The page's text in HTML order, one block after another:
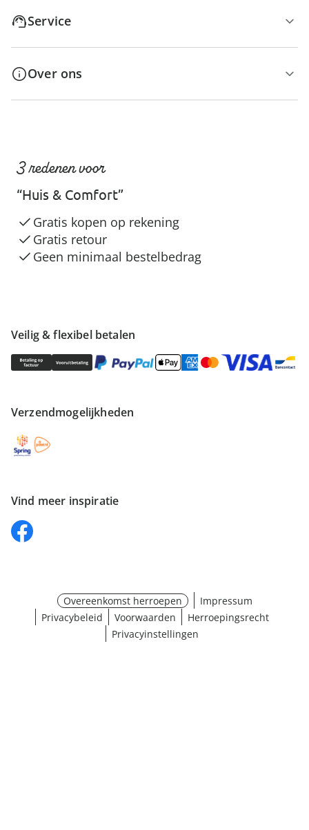
Service
Over ons
Veilig & flexibel betalen
Verzendmogelijkheden
Vind meer inspiratie
3 redenen voor
“Huis & Comfort”
Gratis kopen op rekening
Gratis retour
Geen minimaal bestelbedrag
Overeenkomst herroepen
Impressum
Privacybeleid
Voorwaarden
Herroepingsrecht
Privacyinstellingen